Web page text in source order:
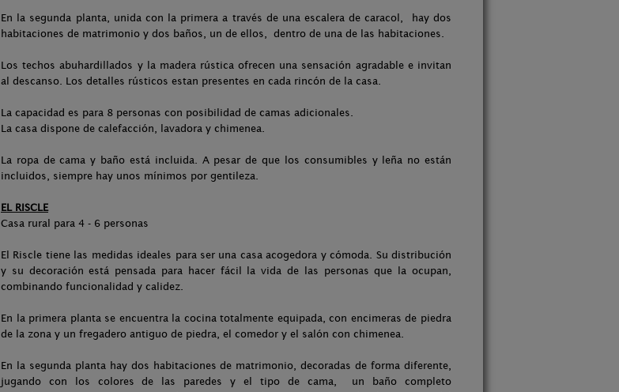
En la segunda planta, unida con la primera a través de una escalera de caracol, hay dos
habitaciones de matrimonio y dos baños, un de ellos, dentro de una de las habitaciones.
Los techos abuhardillados y la madera rústica ofrecen una sensación agradable e invitan
al descanso. Los detalles rústicos estan presentes en cada rincón de la casa.
La capacidad es para 8 personas con posibilidad de camas adicionales.
La casa dispone de calefacción, lavadora y chimenea.
La ropa de cama y baño está incluida. A pesar de que los consumibles y leña no están
incluidos, siempre hay unos mínimos por gentileza.
EL RISCLE
Casa rural para 4 - 6 personas
El Riscle tiene las medidas ideales para ser una casa acogedora y cómoda. Su distribución
y su decoración está pensada para hacer fácil la vida de las personas que la ocupan,
combinando funcionalidad y calidez.
En la primera planta se encuentra la cocina totalmente equipada, con encimeras de piedra
de la zona y un fregadero antiguo de piedra, el comedor y el salón con chimenea.
En la segunda planta hay dos habitaciones de matrimonio, decoradas de forma diferente,
jugando con los colores de las paredes y el tipo de cama, un baño completo